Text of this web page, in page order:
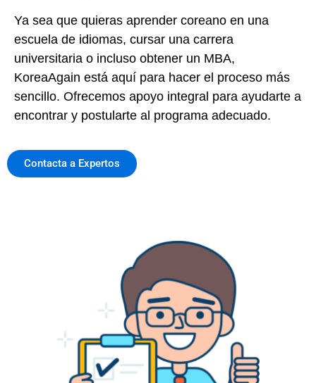
Ya sea que quieras aprender coreano en una
escuela de idiomas, cursar una carrera
universitaria o incluso obtener un MBA,
KoreaAgain está aquí para hacer el proceso más
sencillo. Ofrecemos apoyo integral para ayudarte a
encontrar y postularte al programa adecuado.
Contacta a Expertos